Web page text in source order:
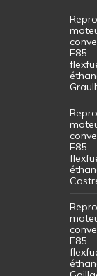
E85
E85
E85